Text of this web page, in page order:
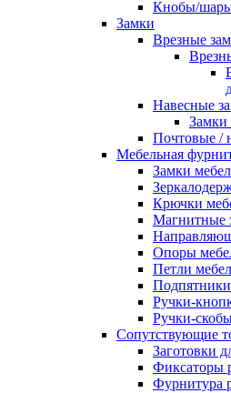
Кнобы/
Замки
Врезные
Навесные
Замки
Почтовые /
Мебельная
Замки
Крючки
Магнитные
Опоры
Петли
Подпятники
Ручки-
Ручки-
Сопутствующие
Заготовки
Фиксаторы
Фурнитура